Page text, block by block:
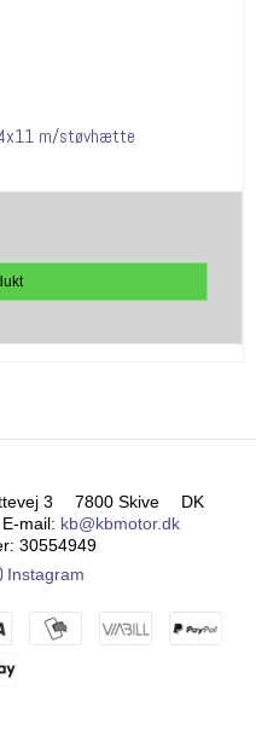
m/støvhætte
3 7800 Skive
DK
E-mail: kb@kbmotor.dk
: 30554949
Instagram